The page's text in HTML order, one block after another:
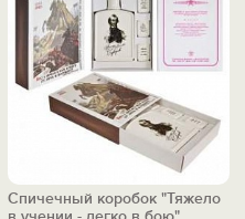
Спичечный коробок "Тяжело